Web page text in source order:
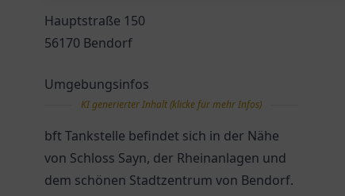
Hauptstraße 150
56170 Bendorf
Umgebungsinfos
KI generierter Inhalt (klicke für mehr Infos)
bft Tankstelle befindet sich in der Nähe
von Schloss Sayn, der Rheinanlagen und
dem schönen Stadtzentrum von Bendorf.